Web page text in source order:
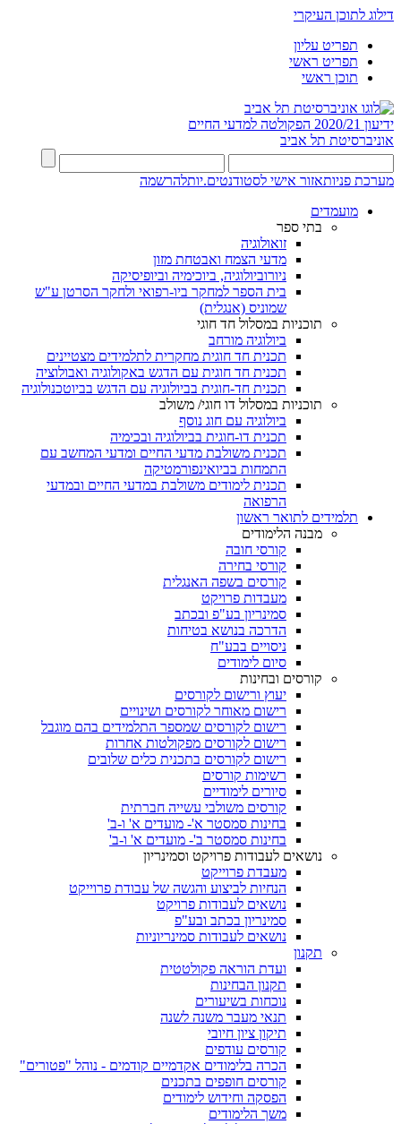
דילוג לתוכן העיקרי
תפריט עליון
תפריט ראשי
תוכן ראשי
ידיעון 2020/21
הפקולטה למדעי החיים
אוניברסיטת תל אביב
מערכת פניותאזור אישי לסטודנטים.יותלהרשמה
מועמדים
בתי ספר
זואולוגיה
מדעי הצמח ואבטחת מזון
ניורוביולוגיה, ביוכימיה וביופיסיקה
בית הספר למחקר ביו-רפואי ולחקר הסרטן ע"ש
שמוניס (אנגלית)
תוכניות במסלול חד חוגי
ביולוגיה מורחב
תכנית חד חוגית מחקרית לתלמידים מצטיינים
תכנית חד חוגית עם הדגש באקולוגיה ואבולוציה
תכנית חד-חוגית בביולוגיה עם הדגש בביוטכנולוגיה
תוכניות במסלול דו חוגי/ משולב
ביולוגיה עם חוג נוסף
תכנית דו-חוגית בביולוגיה ובכימיה
תכנית משולבת מדעי החיים ומדעי המחשב עם
התמחות בביואינפורמטיקה
תכנית לימודים משולבת במדעי החיים ובמדעי
הרפואה
תלמידים לתואר ראשון
מבנה הלימודים
קורסי חובה
קורסי בחירה
קורסים בשפה האנגלית
מעבדות פרויקט
סמינריון בע"פ ובכתב
הדרכה בנושא בטיחות
ניסויים בבע"ח
סיום לימודים
קורסים ובחינות
יעוץ ורישום לקורסים
רישום מאוחר לקורסים ושינויים
רישום לקורסים שמספר התלמידים בהם מוגבל
רישום לקורסים מפקולטות אחרות
רישום לקורסים בתכנית כלים שלובים
רשימות קורסים
סיורים לימודיים
קורסים משולבי עשייה חברתית
בחינות סמסטר א'- מועדים א' ו-ב'
בחינות סמסטר ב'- מועדים א' ו-ב'
נושאים לעבודות פרויקט וסמינריון
מעבדת פרוייקט
הנחיות לביצוע והגשה של עבודת פרוייקט
נושאים לעבודות פרויקט
סמינריון בכתב ובע"פ
נושאים לעבודות סמינריוניות
תקנון
ועדת הוראה פקולטטית
תקנון הבחינות
נוכחות בשיעורים
תנאי מעבר משנה לשנה
תיקון ציון חיובי
קורסים עודפים
הכרה בלימודים אקדמיים קודמים - נוהל "פטורים"
קורסים חופפים בתכנים
הפסקה וחידוש לימודים
משך הלימודים